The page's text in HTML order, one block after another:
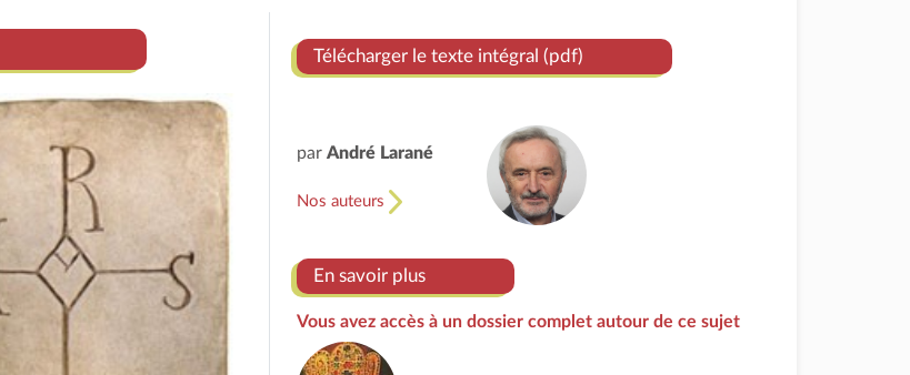
Télécharger le texte intégral (pdf)
par André Larané
Nos auteurs
En savoir plus
Vous avez accès à un dossier complet autour de ce sujet